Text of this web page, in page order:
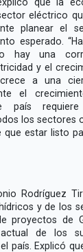
eléctrico
planear el
esperado.
hay una
y el
a una
el
país
los sectores
estar listo
Rodríguez
y de los
proyectos de
de los
país. Explicó